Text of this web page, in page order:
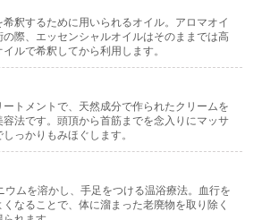
釈するために用いられるオイル。アロマオイ
際、エッセンシャルオイルはそのままでは高
ルで希釈してから利用します。
トメントで、天然成分で作られたクリームを
法です。頭頂から首筋までを念入りにマッサ
っかりもみほぐします。
ウムを溶かし、手足をつける温浴療法。血行を
なることで、体に溜まった老廃物を取り除く